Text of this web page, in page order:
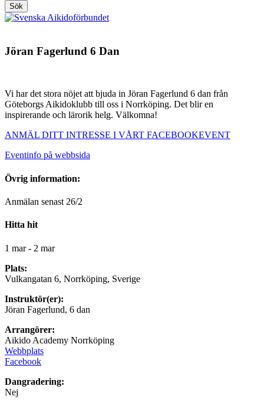
Sök
Jöran Fagerlund 6 Dan
Vi har det stora nöjet att bjuda in Jöran Fagerlund 6 dan från
Göteborgs Aikidoklubb till oss i Norrköping. Det blir en
inspirerande och lärorik helg. Välkomna!
ANMÄL DITT INTRESSE I VÅRT FACEBOOKEVENT
Eventinfo på webbsida
Övrig information:
Anmälan senast 26/2
Hitta hit
1 mar - 2 mar
Plats:
Vulkangatan 6, Norrköping, Sverige
Instruktör(er):
Jöran Fagerlund, 6 dan
Arrangörer:
Aikido Academy Norrköping
Webbplats
Facebook
Dangradering:
Nej